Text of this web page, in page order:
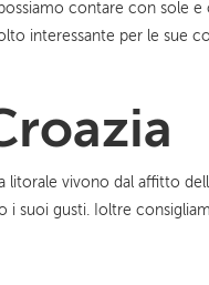
contare con sole
interessante per le sue
vivono dal affitto
suoi gusti. Ioltre